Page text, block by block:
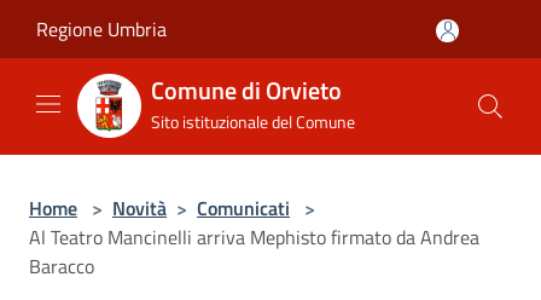
Regione Umbria
Comune di Orvieto
Sito istituzionale del Comune
Home > Novità > Comunicati >
Al Teatro Mancinelli arriva Mephisto firmato da Andrea
Baracco